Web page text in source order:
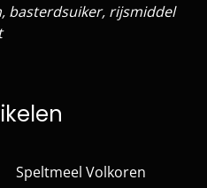
basterdsuiker, rijsmiddel
Speltmeel Volkoren